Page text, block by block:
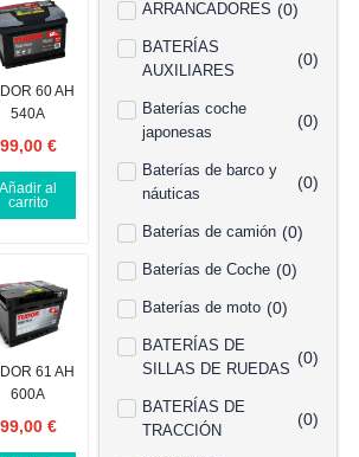
ARRANCADORES (0)
BATERÍAS
AUXILIARES
(0)
Baterías coche
japonesas
(0)
Baterías de barco y
náuticas
(0)
Baterías de camión (0)
Baterías de Coche (0)
Baterías de moto (0)
BATERÍAS DE
SILLAS DE RUEDAS
(0)
BATERÍAS DE
TRACCIÓN
(0)
60 AH
540A
99,00 €
Añadir al
carrito
61 AH
600A
99,00 €